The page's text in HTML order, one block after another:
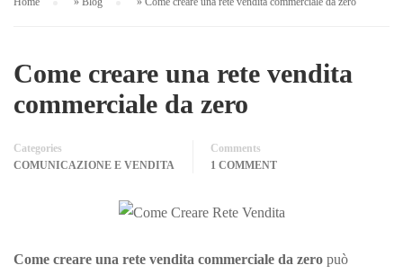
Come creare una rete vendita
commerciale da zero
Categories
COMUNICAZIONE E VENDITA
Comments
1 COMMENT
Come creare una rete vendita commerciale da zero può